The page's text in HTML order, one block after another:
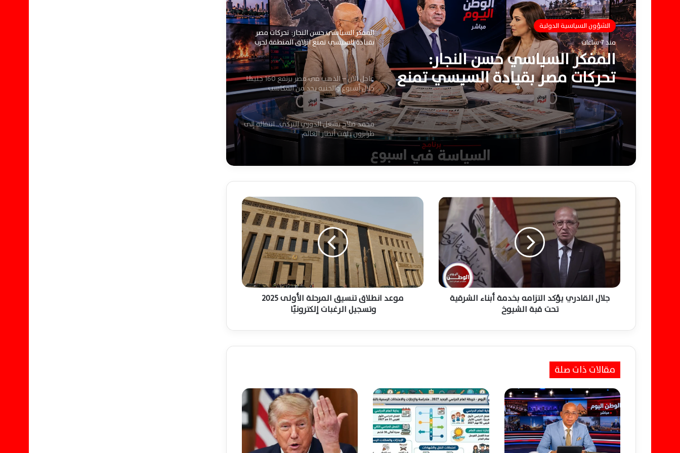
الشؤون السياسية الدولية
منذ 7 ساعات
المفكر السياسي حسن النجار:
تحركات مصر بقيادة السيسي تمنع
انزلاق المنطقة لحرب إقليمية
شاملة
المفكر السياسي حسن النجار: تحركات مصر
بقيادة السيسي تمنع انزلاق المنطقة لحرب
إقليمية شاملة
عاجل الان – الذهب في مصر يرتفع 160 جنيهًا
خلال أسبوع والجنيه يحد من المكاسب
محمد صلاح يشعل الدوري التركي.. انتقاله إلى
طرابزون يلفت أنظار العالم
مدبولي يتابع حصاد منظومة الشكاوى
الحكومية خلال يوليو.. 229 ألف شكوى
«وول ستريت جورنال» واشنطن ترفض قيود
إيران على الملاحة وتهدد بتصعيد أزمة مضيق
هرمز
طقس شديد الحرارة اليوم.. الأرصاد تحذر من
ارتفاع الحرارة ونشاط الرياح
تيك توك قاده للقب «المستشار».. اعترافات
صادمة للقاضي المزيف أمام النيابة
بدر عبدالعاطي يكشف رؤية مصر لقضايا غزة
والسودان وليبيا وسوريا والأمن الإقليمي
3 قرارات من التموين تهم ملايين المواطنين..
ج
ل
ا
ل
ا
ل
ق
د
ؤ
ا
ز
ا
م
ه
ب
خ
جلال القادري يؤكد التزامه بخدمة أبناء الشرقية
تحت قبة الشيوخ
م
ن
ط
ل
ا
س
ر
ح
ل
ة
ا
ل
موعد انطلاق تنسيق المرحلة الأولى 2025
وتسجيل الرغبات إلكترونيًا
مقالات ذات صلة